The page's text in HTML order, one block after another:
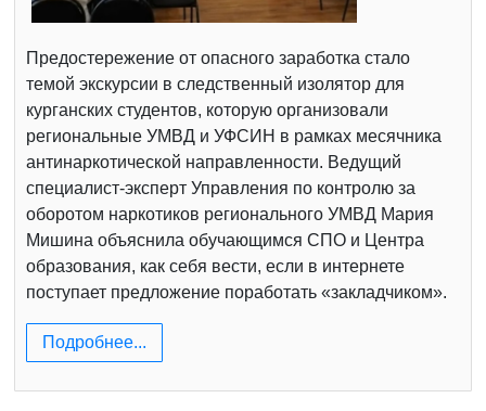
Предостережение от опасного заработка стало
темой экскурсии в следственный изолятор для
курганских студентов, которую организовали
региональные УМВД и УФСИН в рамках месячника
антинаркотической направленности. Ведущий
специалист-эксперт Управления по контролю за
оборотом наркотиков регионального УМВД Мария
Мишина объяснила обучающимся СПО и Центра
образования, как себя вести, если в интернете
поступает предложение поработать «закладчиком».
Подробнее...